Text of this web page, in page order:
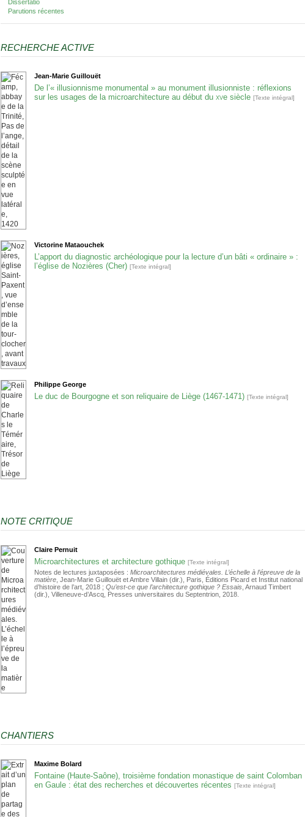
Dissertatio
Parutions récentes
RECHERCHE ACTIVE
Jean-Marie Guillouët
De l’« illusionnisme monumental » au monument illusionniste : réflexions
sur les usages de la microarchitecture au début duxve siècle [Texte intégral]
Victorine Mataouchek
L’apport du diagnostic archéologique pour la lecture d’un bâti « ordinaire » :
l’église de Nozières (Cher) [Texte intégral]
Philippe George
Le duc de Bourgogne et son reliquaire de Liège (1467-1471) [Texte intégral]
NOTE CRITIQUE
Claire Pernuit
Microarchitectures et architecture gothique [Texte intégral]
Notes de lectures juxtaposées : Microarchitectures médiévales. L’échelle à l’épreuve de la
matière, Jean-Marie Guillouët et Ambre Villain (dir.), Paris, Éditions Picard et Institut national
d’histoire de l’art, 2018 ; Qu’est-ce que l’architecture gothique ? Essais , Arnaud Timbert
(dir.), Villeneuve-d’Ascq, Presses universitaires du Septentrion, 2018.
CHANTIERS
Maxime Bolard
Fontaine (Haute-Saône), troisième fondation monastique de saint Colomban
en Gaule : état des recherches et découvertes récentes [Texte intégral]